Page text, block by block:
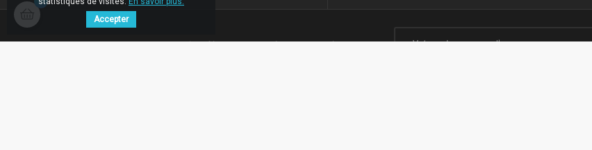
Abonnez-vous à notre newsletter
Accepter